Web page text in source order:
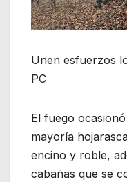
Unen esfuerzos
PC
El fuego
mayoría
encino y roble,
cabañas que se